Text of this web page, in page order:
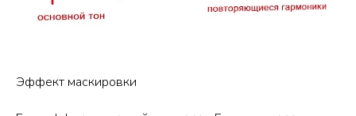
Эффект маскировки